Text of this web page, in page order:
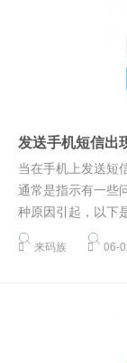
发送手机短信出
当在手机上发送短
通常是指示有一些
种原因引起，以下
来码族 06-